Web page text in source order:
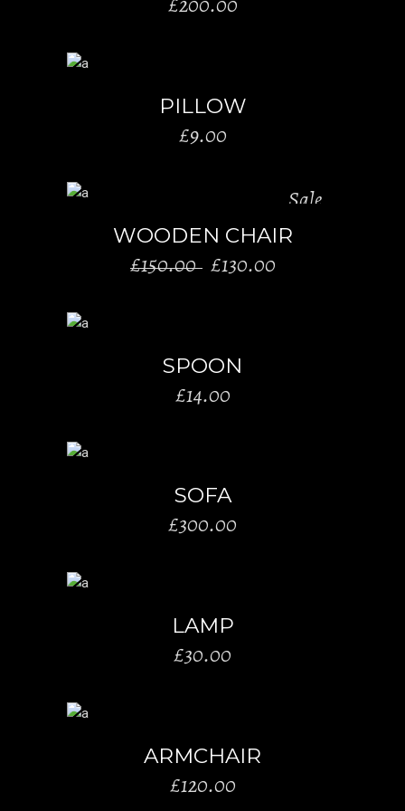
PILLOW
£9.00
Sale
WOODEN CHAIR
£150.00 El
£150.00.
£130.00El
SPOON
£14.00
SOFA
£300.00
LAMP
£30.00
ARMCHAIR
£120.00